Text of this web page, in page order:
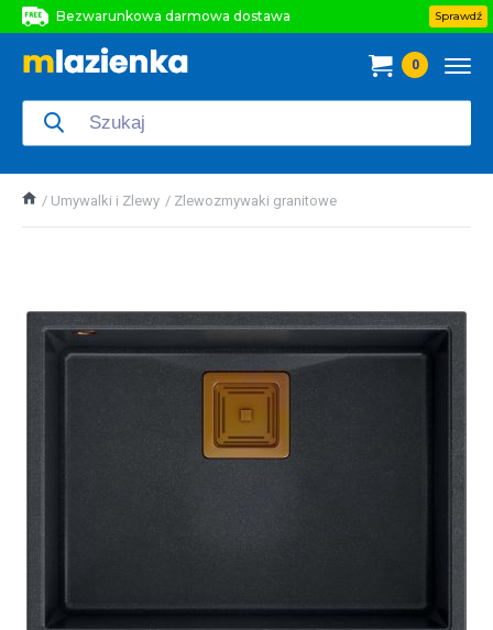
Bezwarunkowa darmowa dostawa
Bezwarunkowa darmowa dostawa
Sprawdź
0
Umywalki i Zlewy Zlewozmywaki granitowe